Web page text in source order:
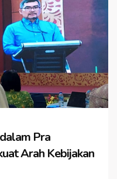
Pra
Arah Kebijakan